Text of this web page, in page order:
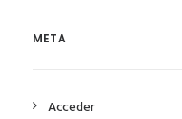
META
Acceder